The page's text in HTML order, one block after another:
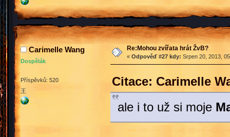
Carimelle Wang
Dospělák
Příspěvků: 520
王
Re:Mohou zvířata hrát ŽvB?
« Odpověď #27 kdy: Srpen 20, 2013,
Citace: Carimelle
ale i to už si moje